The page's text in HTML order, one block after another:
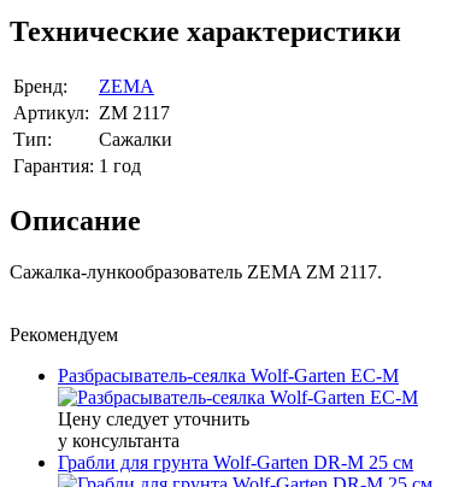
Технические характеристики
Бренд:
ZEMA
Артикул: ZM 2117
Тип:
Сажалки
Гарантия: 1 год
Описание
Сажалка-лункообразователь ZEMA ZM 2117.
Рекомендуем
Разбрасыватель-сеялка Wolf-Garten EC-M
Цену следует уточнить
у консультанта
Грабли для грунта Wolf-Garten DR-M 25 см